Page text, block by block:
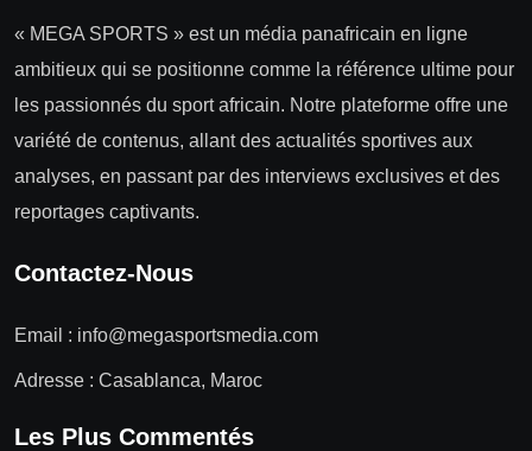
« MEGA SPORTS » est un média panafricain en ligne
ambitieux qui se positionne comme la référence ultime pour
les passionnés du sport africain. Notre plateforme offre une
variété de contenus, allant des actualités sportives aux
analyses, en passant par des interviews exclusives et des
reportages captivants.
Contactez-Nous
Email : info@megasportsmedia.com
Adresse : Casablanca, Maroc
Les Plus Commentés